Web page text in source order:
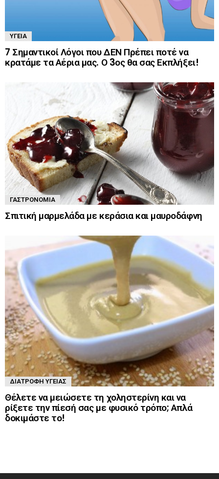
ΥΓΕΊΑ
7 Σημαντικοί Λόγοι που ΔΕΝ Πρέπει ποτέ να
κρατάμε τα Αέρια μας. Ο 3ος θα σας Εκπλήξει!
ΓΑΣΤΡΟΝΟΜΊΑ
Σπιτική μαρμελάδα με κεράσια και μαυροδάφνη
ΔΙΑΤΡΟΦΉ ΥΓΕΊΑΣ
Θέλετε να μειώσετε τη χοληστερίνη και να
ρίξετε την πίεσή σας με φυσικό τρόπο; Απλά
δοκιμάστε το!